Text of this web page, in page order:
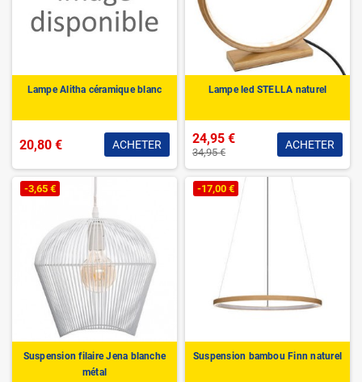
Lampe Alitha céramique blanc
20,80 € ACHETER
Lampe led STELLA naturel
24,95 €
34,95 €
ACHETER
-3,65 €
Suspension filaire Jena blanche
métal
-17,00 €
Suspension bambou Finn naturel